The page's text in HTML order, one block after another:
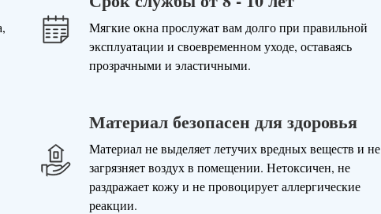
Мягкие окна прослужат вам долго при правильной
эксплуатации и своевременном уходе, оставаясь
прозрачными и эластичными.
Материал безопасен для здоровья
Материал не выделяет летучих вредных веществ и не
загрязняет воздух в помещении. Нетоксичен, не
раздражает кожу и не провоцирует аллергические
реакции.